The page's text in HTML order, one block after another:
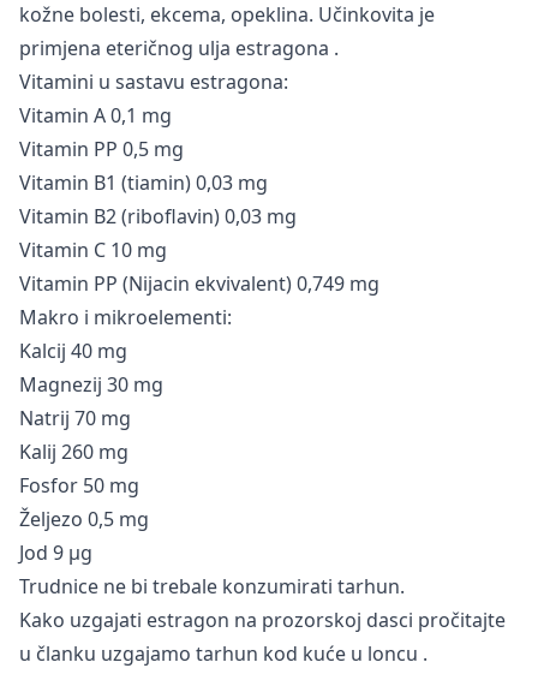
kožne bolesti, ekcema, opeklina. Učinkovita je
primjena eteričnog ulja estragona .
Vitamini u sastavu estragona:
Vitamin A 0,1 mg
Vitamin PP 0,5 mg
Vitamin B1 (tiamin) 0,03 mg
Vitamin B2 (riboflavin) 0,03 mg
Vitamin C 10 mg
Vitamin PP (Nijacin ekvivalent) 0,749 mg
Makro i mikroelementi:
Kalcij 40 mg
Magnezij 30 mg
Natrij 70 mg
Kalij 260 mg
Fosfor 50 mg
Željezo 0,5 mg
Jod 9 µg
Trudnice ne bi trebale konzumirati tarhun.
Kako uzgajati estragon na prozorskoj dasci pročitajte
u članku uzgajamo tarhun kod kuće u loncu .